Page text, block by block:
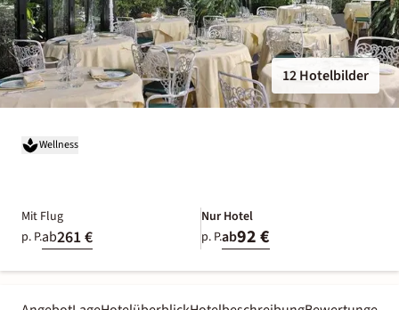
12 Hotelbilder
Wellness
Mit Flug
p. P.ab261 €
Nur Hotel
p. P.ab92 €